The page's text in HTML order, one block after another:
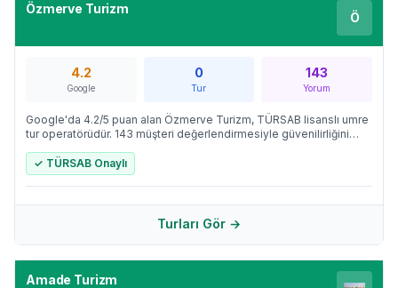
Özmerve Turizm
Ö
4.2
Google
0
Tur
143
Yorum
Google'da 4.2/5 puan alan Özmerve Turizm, TÜRSAB lisanslı umre
tur operatörüdür. 143 müşteri değerlendirmesiyle güvenilirliğini
düzenlemektedir.
✓ TÜRSAB Onaylı
Turları Gör →
Amade Turizm